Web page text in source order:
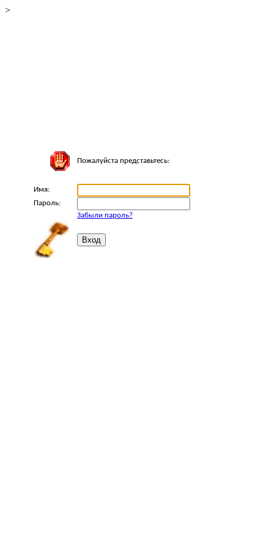
>
Пожалуйста представьтесь:
Имя:
Пароль:
Забыли пароль?